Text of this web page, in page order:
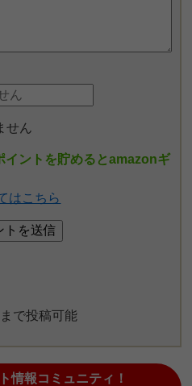
せん
イントを貯めるとamazonギ
はこちら
で投稿可能
情報コミュニティ！